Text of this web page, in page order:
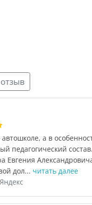
а в
педагогический
Евгения
дол... читать далее